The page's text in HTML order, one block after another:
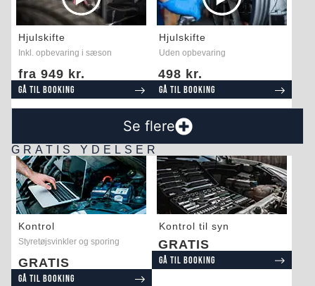
Hjulskifte
Inkl. opbevaring i sæson
fra 949 kr.
Gå til booking
Hjulskifte
Uden opbevaring
498 kr.
Gå til booking
Se flere
GRATIS YDELSER
Kontrol
Styretøjsvinkler og sporing
GRATIS
Gå til booking
Kontrol til syn
GRATIS
Gå til booking